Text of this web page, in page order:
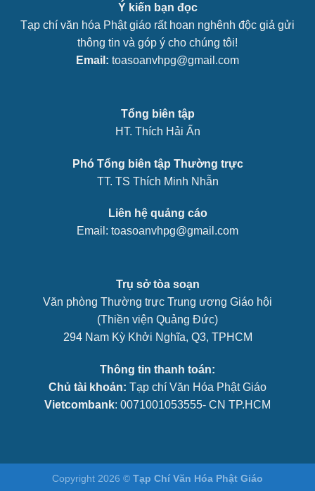
Ý kiến bạn đọc
Tạp chí văn hóa Phật giáo rất hoan nghênh độc giả gửi
thông tin và góp ý cho chúng tôi!
Email: toasoanvhpg@gmail.com
Tổng biên tập
HT. Thích Hải Ấn
Phó Tổng biên tập Thường trực
TT. TS Thích Minh Nhẫn
Liên hệ quảng cáo
Email: toasoanvhpg@gmail.com
Trụ sở tòa soạn
Văn phòng Thường trực Trung ương Giáo hội
(Thiền viện Quảng Đức)
294 Nam Kỳ Khởi Nghĩa, Q3, TPHCM
Thông tin thanh toán:
Chủ tài khoản: Tạp chí Văn Hóa Phật Giáo
Vietcombank: 0071001053555- CN TP.HCM
Copyright 2026 © Tạp Chí Văn Hóa Phật Giáo